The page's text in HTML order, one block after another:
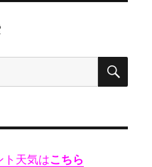
検
ト天気はこちら